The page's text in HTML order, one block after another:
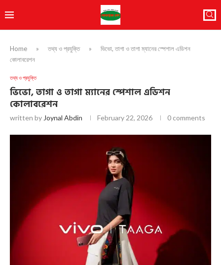
Home » তথ্য ও প্রযুক্তি »
ভিভো, তাগা ও তাগা ম্যানের স্পেশাল এডিশন
কোলাবরেশন
তথ্য ও প্রযুক্তি
ভিভো, তাগা ও তাগা ম্যানের স্পেশাল এডিশন
কোলাবরেশন
written by Joynal Abdin February 22, 2026 0 comments